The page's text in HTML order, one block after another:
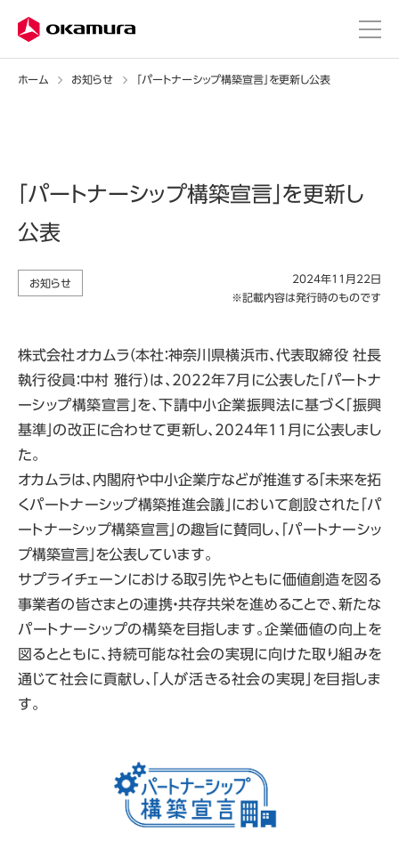
ホーム お知らせ 「パートナーシップ構築宣言」を更新し公表
「パートナーシップ構築宣言」を更新し
公表
お知らせ
2024年11月22日
※記載内容は発行時のものです
株式会社オカムラ（本社：神奈川県横浜市、代表取締役 社長
執行役員：中村 雅行）は、2022年7月に公表した「パートナ
ーシップ構築宣言」を、下請中小企業振興法に基づく「振興
基準」の改正に合わせて更新し、2024年11月に公表しまし
た。
オカムラは、内閣府や中小企業庁などが推進する「未来を拓
くパートナーシップ構築推進会議」において創設された「パ
ートナーシップ構築宣言」の趣旨に賛同し、「パートナーシッ
プ構築宣言」を公表しています。
サプライチェーンにおける取引先やともに価値創造を図る
事業者の皆さまとの連携・共存共栄を進めることで、新たな
パートナーシップの構築を目指します。企業価値の向上を
図るとともに、持続可能な社会の実現に向けた取り組みを
通じて社会に貢献し、「人が活きる社会の実現」を目指しま
す。